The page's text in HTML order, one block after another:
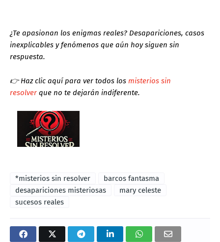
¿Te apasionan los enigmas reales? Desapariciones, casos
inexplicables y fenómenos que aún hoy siguen sin
respuesta.
👉Haz clic aquí para ver todos los misterios sin
resolver que no te dejarán indiferente.
*misterios sin resolver
barcos fantasma
desapariciones misteriosas
mary celeste
sucesos reales